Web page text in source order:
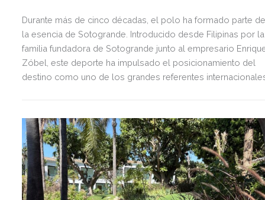
Durante más de cinco décadas, el polo ha formado parte
la esencia de Sotogrande. Introducido desde Filipinas por la
familia fundadora de Sotogrande junto al empresario
Zóbel, este deporte ha impulsado el posicionamiento del
destino como uno de los grandes referentes
exclusiva agenda social.